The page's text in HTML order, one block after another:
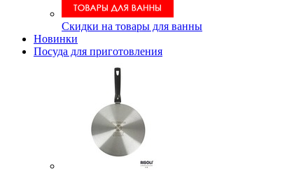
Скидки на товары для ванны
Новинки
Посуда для приготовления